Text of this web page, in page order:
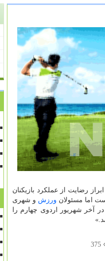
رضایت از عملکرد بازیکنان
اما مسئولان ورزش و شهری
آخر شهریور اردوی چهارم را
375